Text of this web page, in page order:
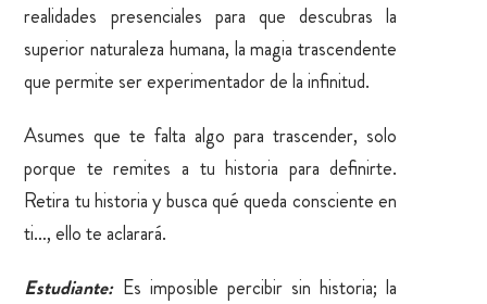
realidades presenciales para que descubras la
superior naturaleza humana, la magia trascendente
que permite ser experimentador de la infinitud.
Asumes que te falta algo para trascender, solo
porque te remites a tu historia para definirte.
Retira tu historia y busca qué queda consciente en
ti…, ello te aclarará.
Estudiante:Es imposible percibir sin historia; la